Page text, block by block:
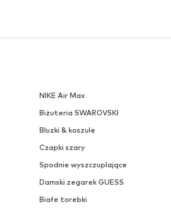
NIKE Air Max
Biżuteria SWAROVSKI
Bluzki & koszule
Czapki szary
Spodnie wyszczuplające
Damski zegarek GUESS
Białe torebki